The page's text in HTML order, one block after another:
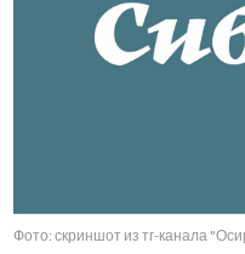
Фото: скриншот из тг-канала